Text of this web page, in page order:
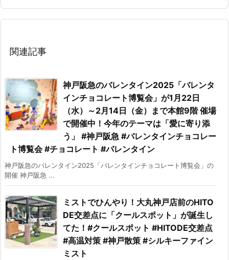
関連記事
神戸阪急のバレンタイン2025「バレンタ
インチョコレート博覧会」が1月22日
（水）～2月14日（金）まで本館9階 催場
で開催中！今年のテーマは「愛に寄り添
う」 #神戸阪急 #バレンタインチョコレー
ト博覧会 #チョコレート #バレンタイン
神戸阪急のバレンタイン2025「バレンタインチョコレート博覧会」の
開催 神戸阪急 ...
ミストでひんやり！大丸神戸店前のHITO
DE交差点に「クールスポット」が誕生し
てた！#クールスポット #HITODE交差点
#高温対策 #神戸散策 #シルキーファイン
ミスト